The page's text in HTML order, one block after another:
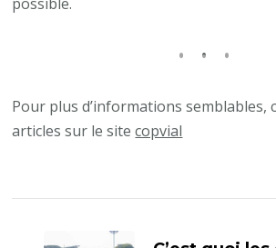
Pour plus d’informations semblables,
articles sur le sitecopvial